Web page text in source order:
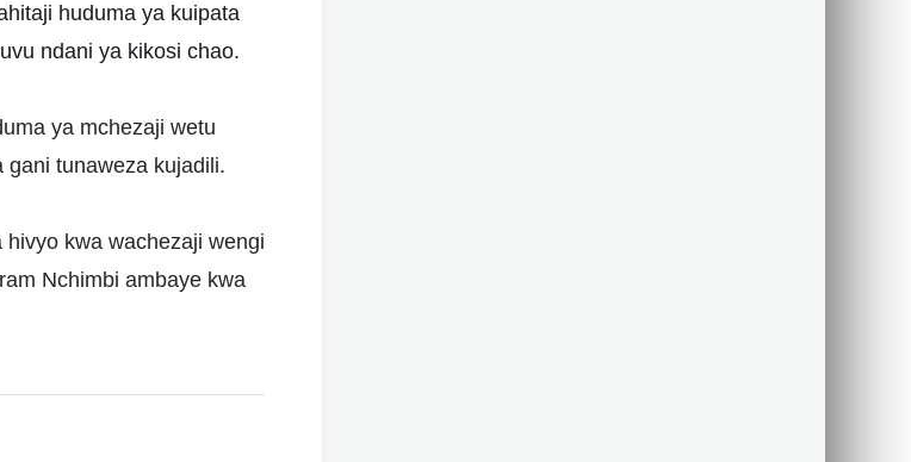
huduma ya kuipata
ndani ya kikosi chao.
ya mchezaji wetu
gani tunaweza kujadili.
kwa wachezaji wengi
Nchimbi ambaye kwa